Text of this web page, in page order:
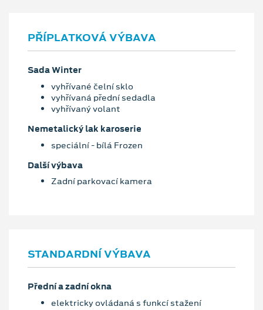
PŘÍPLATKOVÁ VÝBAVA
Sada Winter
vyhřívané čelní sklo
vyhřívaná přední sedadla
vyhřívaný volant
Nemetalický lak karoserie
speciální - bílá Frozen
Další výbava
Zadní parkovací kamera
STANDARDNÍ VÝBAVA
Přední a zadní okna
elektricky ovládaná s funkcí stažení